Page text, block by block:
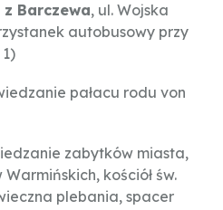
Barczewa, ul. Wojska
autobusowy przy
pałacu rodu von
zabytków miasta,
kościół św.
plebania, spacer